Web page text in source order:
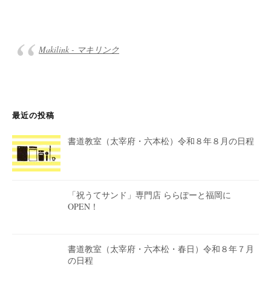
Makilink - マキリンク
最近の投稿
書道教室（太宰府・六本松）令和８年８月の日程
「祝うてサンド」専門店 ららぽーと福岡に
OPEN！
書道教室（太宰府・六本松・春日）令和８年７月
の日程